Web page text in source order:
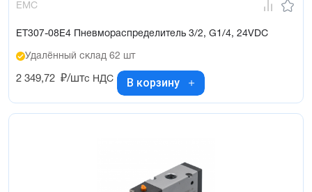
EMC
ET307-08E4 Пневмораспределитель 3/2, G1/4, 24VDC
Удалённый склад 62 шт
2 349,72 ₽/штс НДС В корзину